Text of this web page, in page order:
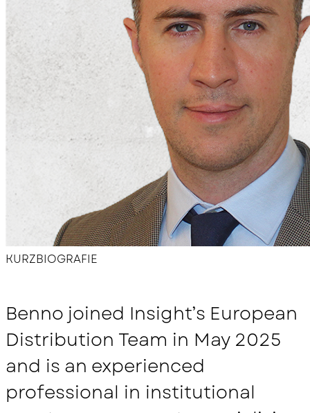
Hotel Übersicht
KURZBIOGRAFIE
Benno joined Insight’s European
Distribution Team in May 2025
and is an experienced
professional in institutional